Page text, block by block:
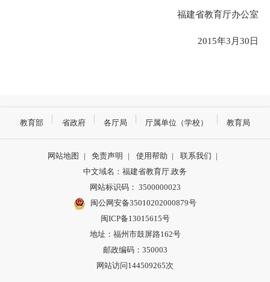
福建省教育厅办公室
2015年3月30日
教育部 省政府 各厅局 厅属单位（学校） 教育局
网站地图 | 免责声明 | 使用帮助 | 联系我们 |
中文域名：福建省教育厅.政务
网站标识码： 3500000023
闽公网安备35010202000879号
闽ICP备13015615号
地址：福州市鼓屏路162号
邮政编码：350003
网站访问144509265次